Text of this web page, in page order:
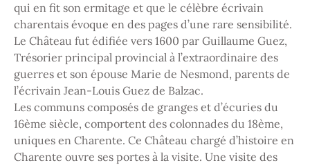
qui en fit son ermitage et que le célèbre écrivain
charentais évoque en des pages d’une rare sensibilité.
Le Château fut édifiée vers 1600 par Guillaume Guez,
Trésorier principal provincial à l’extraordinaire des
guerres et son épouse Marie de Nesmond, parents de
l’écrivain Jean-Louis Guez de Balzac.
Les communs composés de granges et d’écuries du
16ème siècle, comportent des colonnades du 18ème,
uniques en Charente. Ce Château chargé d’histoire en
Charente ouvre ses portes à la visite. Une visite des